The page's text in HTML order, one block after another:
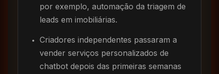
por exemplo, automação da triagem de
leads em imobiliárias.
Criadores independentes passaram a
vender serviços personalizados de
chatbot depois das primeiras semanas